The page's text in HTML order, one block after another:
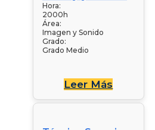
Hora:
2000h
Área:
Imagen y Sonido
Grado:
Grado Medio
Leer Más